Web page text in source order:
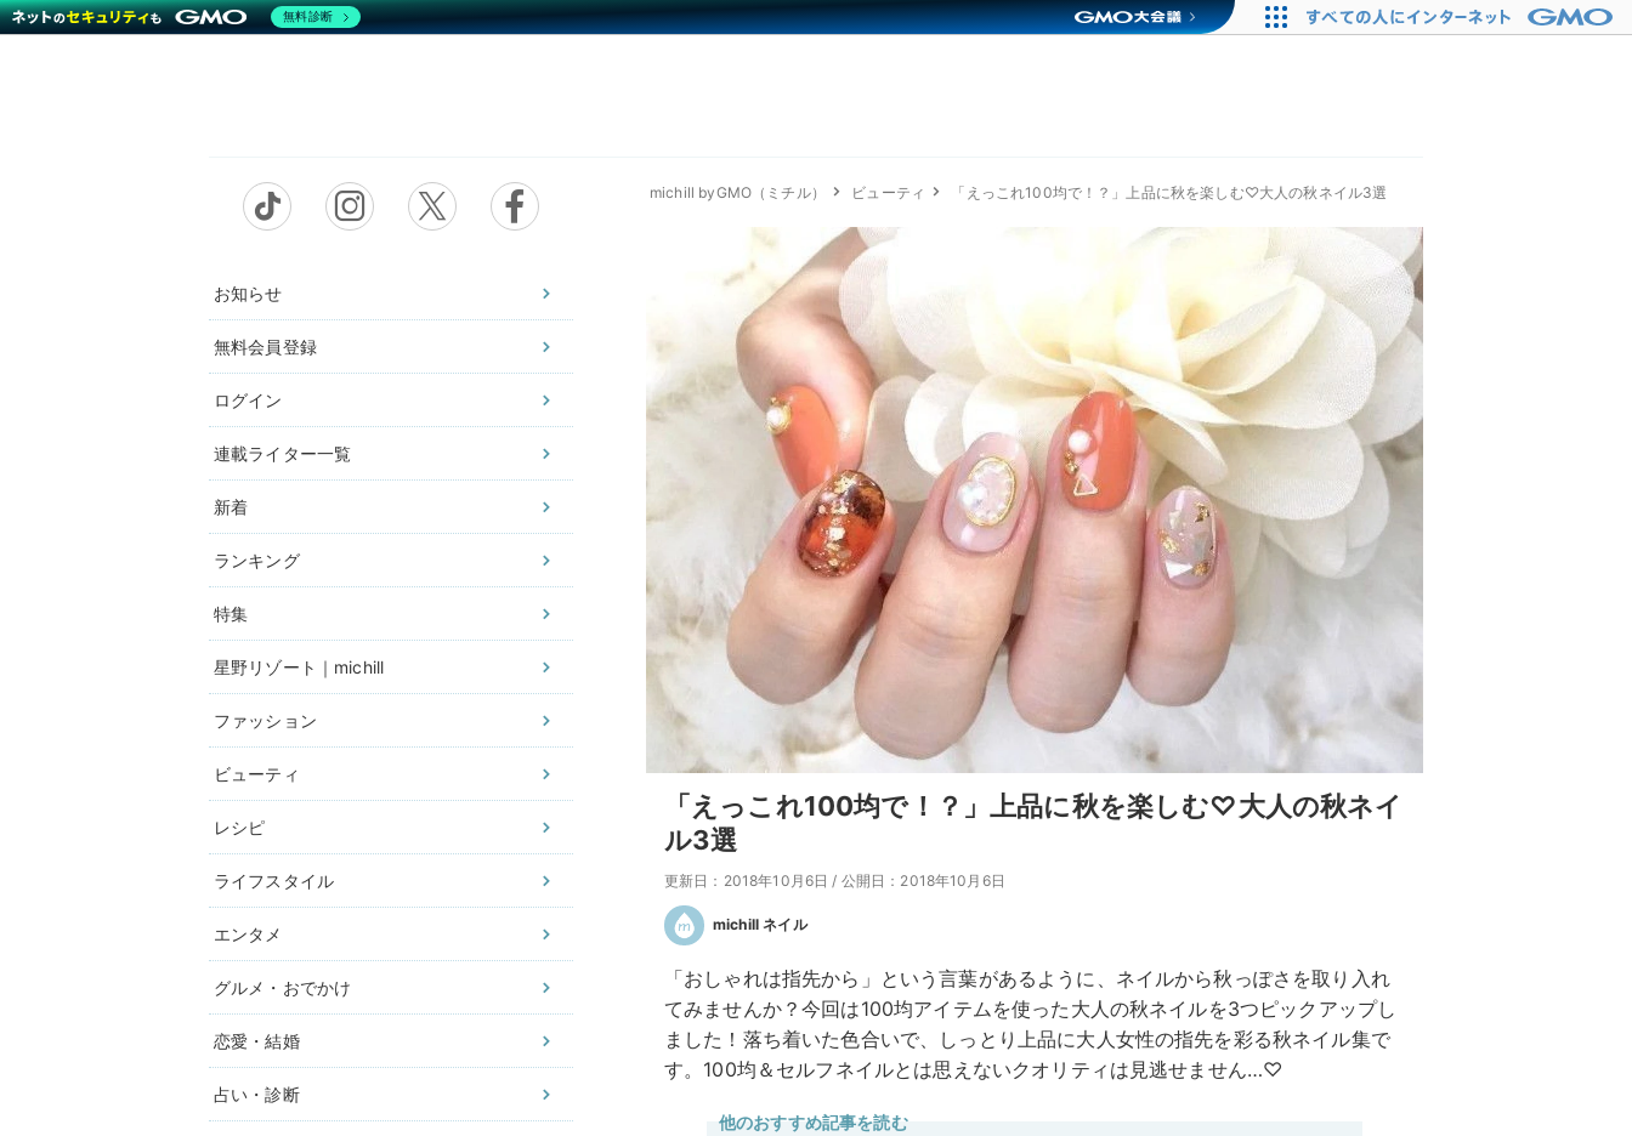
お知らせ
無料会員登録
ログイン
連載ライター一覧
新着
ランキング
特集
星野リゾート｜michill
ファッション
ビューティ
レシピ
ライフスタイル
エンタメ
グルメ・おでかけ
恋愛・結婚
占い・診断
michill byGMO（ミチル） ビューティ 「えっこれ100均で！？」上品に秋を楽しむ♡大人の秋ネイル3選
「えっこれ100均で！？」上品に秋を楽しむ♡大人の秋ネイ
ル3選
更新日：2018年10月6日 / 公開日：2018年10月6日
michill ネイル
「おしゃれは指先から」という言葉があるように、ネイルから秋っぽさを取り入れ
てみませんか？今回は100均アイテムを使った大人の秋ネイルを3つピックアップし
ました！落ち着いた色合いで、しっとり上品に大人女性の指先を彩る秋ネイル集で
す。100均＆セルフネイルとは思えないクオリティは見逃せません…♡
他のおすすめ記事を読む
無料診断